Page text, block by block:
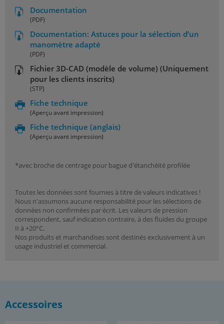
Documentation
(PDF)
Documentation: Astuces pour la sélection d’un
manomètre adapté
(PDF)
Fichier 3D-CAD (modèle de volume) (Uniquement
pour les clients inscrits)
(STP)
Fiche technique
(Aperçu avant impression)
Fiche technique (anglais)
(Aperçu avant impression)
*avec broche de centrage pour bague d'étanchéité profilée
Toutes les données sont fournies à titre de valeurs indicatives !
Nous n'assumons aucune responsabilité pour les sélections de
données non confirmées par écrit. Les valeurs de pression
correspondent, sauf indication contraire, à des fluides du groupe
II à +20°C.
Nos produits et marchandises sont destinés exclusivement à un
usage industriel et commercial.
Accessoires